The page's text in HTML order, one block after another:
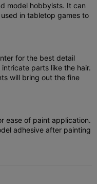
model hobbyists. It can
in tabletop games to
for the best detail
parts like the hair.
will bring out the fine
ease of paint application.
adhesive after painting